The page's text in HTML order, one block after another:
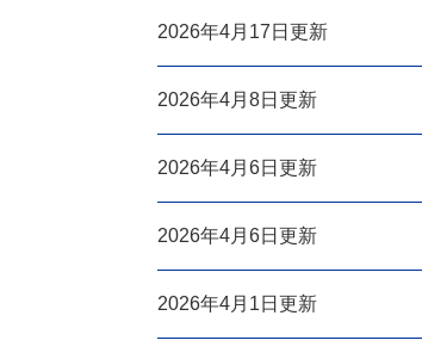
2026年4月17日更新
2026年4月8日更新
2026年4月6日更新
2026年4月6日更新
2026年4月1日更新